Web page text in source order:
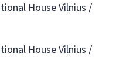
House Vilnius /
House Vilnius /